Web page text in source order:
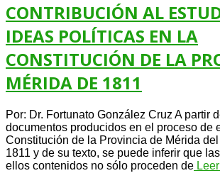
CONTRIBUCIÓN AL
IDEAS POLÍTICAS EN LA
CONSTITUCIÓN DE LA
MÉRIDA DE 1811
Por: Dr. Fortunato González Cruz A partir
documentos producidos en el proceso de
Constitución de la Provincia de Mérida
1811 y de su texto, se puede inferir que
ellos contenidos no sólo proceden de